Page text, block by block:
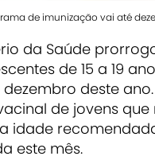
de imunização vai até
da Saúde
de 15 a 19
dezembro deste
de jovens
idade
este mês.